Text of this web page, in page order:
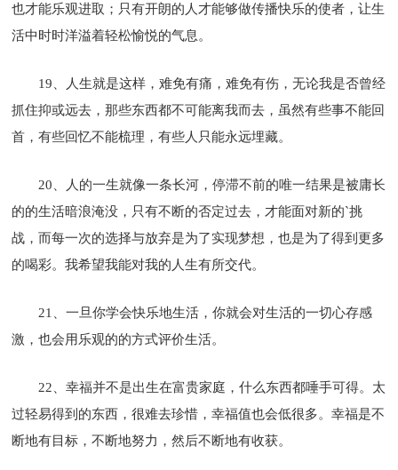
也才能乐观进取；只有开朗的人才能够做传播快乐的使者，让生
活中时时洋溢着轻松愉悦的气息。
19、人生就是这样，难免有痛，难免有伤，无论我是否曾经
抓住抑或远去，那些东西都不可能离我而去，虽然有些事不能回
首，有些回忆不能梳理，有些人只能永远埋藏。
20、人的一生就像一条长河，停滞不前的唯一结果是被庸长
的的生活暗浪淹没，只有不断的否定过去，才能面对新的`挑
战，而每一次的选择与放弃是为了实现梦想，也是为了得到更多
的喝彩。我希望我能对我的人生有所交代。
21、一旦你学会快乐地生活，你就会对生活的一切心存感
激，也会用乐观的的方式评价生活。
22、幸福并不是出生在富贵家庭，什么东西都唾手可得。太
过轻易得到的东西，很难去珍惜，幸福值也会低很多。幸福是不
断地有目标，不断地努力，然后不断地有收获。